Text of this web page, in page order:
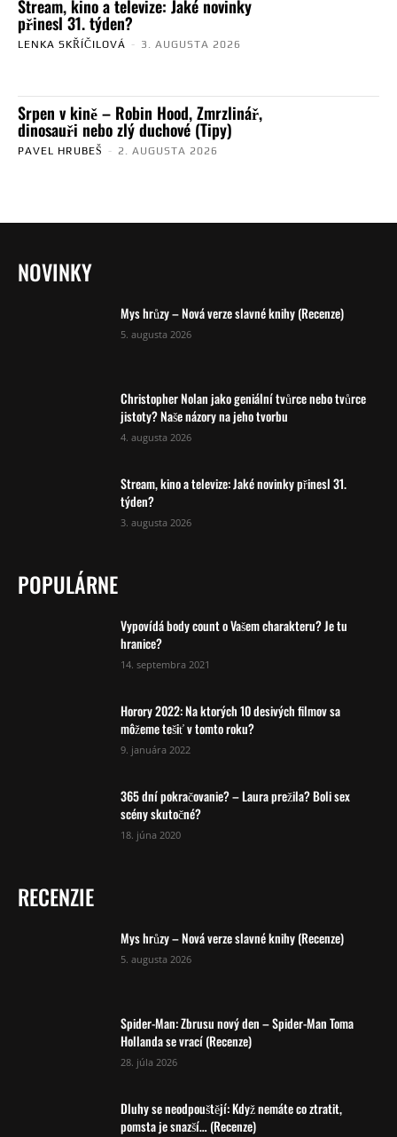
Stream, kino a televize: Jaké novinky
přinesl 31. týden?
LENKA SKŘÍČILOVÁ - 3. AUGUSTA 2026
Srpen v kině – Robin Hood, Zmrzlinář,
dinosauři nebo zlý duchové (Tipy)
PAVEL HRUBEŠ - 2. AUGUSTA 2026
NOVINKY
Mys hrůzy – Nová verze slavné knihy (Recenze)
5. augusta 2026
Christopher Nolan jako geniální tvůrce nebo tvůrce
jistoty? Naše názory na jeho tvorbu
4. augusta 2026
Stream, kino a televize: Jaké novinky přinesl 31.
týden?
3. augusta 2026
POPULÁRNE
Vypovídá body count o Vašem charakteru? Je tu
hranice?
14. septembra 2021
Horory 2022: Na ktorých 10 desivých filmov sa
môžeme tešiť v tomto roku?
9. januára 2022
365 dní pokračovanie? – Laura prežila? Boli sex
scény skutočné?
18. júna 2020
RECENZIE
Mys hrůzy – Nová verze slavné knihy (Recenze)
5. augusta 2026
Spider-Man: Zbrusu nový den – Spider-Man Toma
Hollanda se vrací (Recenze)
28. júla 2026
Dluhy se neodpouštějí: Když nemáte co ztratit,
pomsta je snazší… (Recenze)